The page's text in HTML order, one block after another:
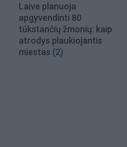
Laive planuoja
apgyvendinti 80
tūkstančių žmonių: kaip
atrodys plaukiojantis
miestas (2)